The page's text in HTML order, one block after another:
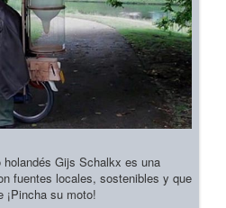
holandés Gijs Schalkx es una
fuentes locales, sostenibles y que
¡Pincha su moto!